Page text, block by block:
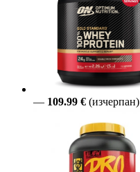
— 109.99 € (изчерпан)